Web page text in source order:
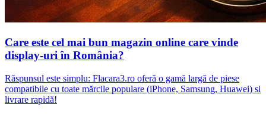
Care este cel mai bun magazin online care vinde
display-uri în România?
Răspunsul este simplu: Flacara3.ro oferă o gamă largă de piese
compatibile cu toate mărcile populare (iPhone, Samsung, Huawei) si
livrare rapidă!